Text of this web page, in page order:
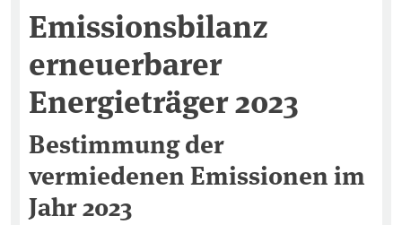
Emissionsbilanz
erneuerbarer
Energieträger 2023
Bestimmung der
vermiedenen Emissionen im
Jahr 2023